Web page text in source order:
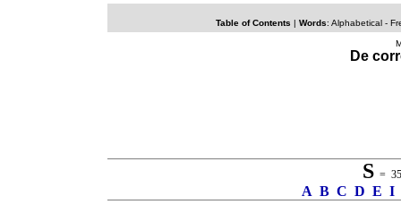
Table of Contents | Words: Alphabetical-
De
S=
A B C D E I